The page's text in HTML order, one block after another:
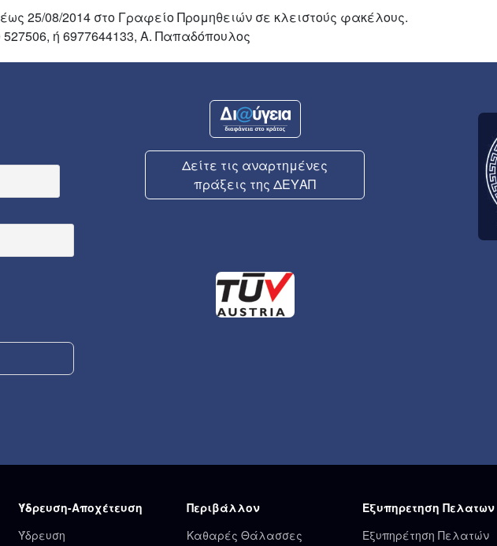
25/08/2014 στο Γραφείο Προμηθειών σε κλειστούς φακέλους.
ή 6977644133, Α. Παπαδόπουλος
Δείτε τις αναρτημένες
πράξεις της ΔΕΥΑΠ
Ύδρευση-Αποχέτευση
Ύδρευση
Περιβάλλον
Καθαρές Θάλασσες
Εξυπηρετηση Πελατων
Εξυπηρέτηση Πελατών